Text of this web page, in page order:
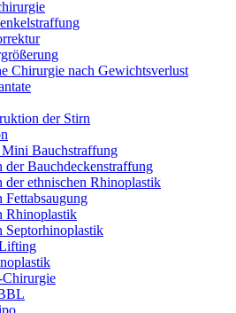
Chirurgie nach Gewichtsverlust
der Stirn
Mini Bauchstraffung
der Bauchdeckenstraffung
der ethnischen Rhinoplastik
Fettabsaugung
Rhinoplastik
Septorhinoplastik
Chirurgie